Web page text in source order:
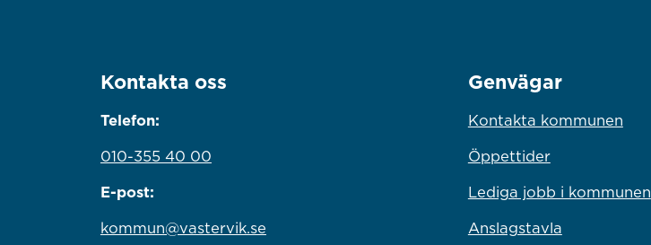
Kontakta oss
Telefon:
010-355 40 00
E-post:
kommun@vastervik.se
Genvägar
Kontakta kommunen
Öppettider
Lediga jobb i kommunen
Anslagstavla